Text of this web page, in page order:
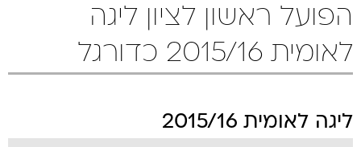
הפועל ראשון לציון ליגה
לאומית 2015/16 כדורגל
ליגה לאומית 2015/16